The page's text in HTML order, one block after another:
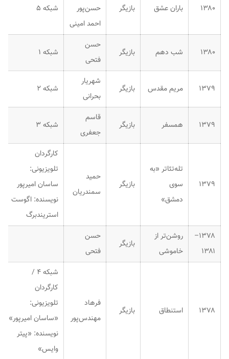
۱۳۸۰ باران عشق بازیگر
حسن‌پور
احمد امینی
شبکه ۵
۱۳۸۰ شب دهم بازیگر
حسن
فتحی
شبکه ۱
۱۳۷۹ مریم مقدس بازیگر
شهریار
بحرانی
شبکه ۲
۱۳۷۹ همسفر بازیگر
قاسم
جعفری
شبکه ۳
۱۳۷۹
تله‌تئاتر «به
سوی
دمشق»
بازیگر
حمید
سمندریان
کارگردان
تلویزیونی:
ساسان امیرپور
نویسنده: اگوست
استریندبرگ
۱۳۷۸–
۱۳۸۱
روشن‌تر از
خاموشی
بازیگر
حسن
فتحی
۱۳۷۸ استنطاق بازیگر
فرهاد
مهندس‌پور
شبکه ۴ /
کارگردان
تلویزیونی:
«ساسان امیرپور»
نویسنده: «پیتر
وایس»